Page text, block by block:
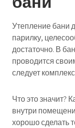
Утепление бани
парилку,
достаточно. В
проводится
следует
Что это значит?
внутри
хорошо сделать